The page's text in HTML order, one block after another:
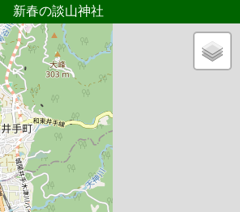
新春の談山神社